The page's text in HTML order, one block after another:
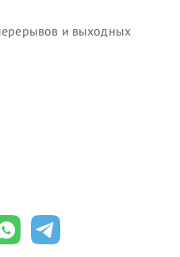
и выходных